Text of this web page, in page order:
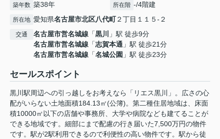
築年数 築38年 所在階 -/4階建
所在地 愛知県名古屋市北区八代町２丁目１１５-２
交通 名古屋市営名城線 「黒川
」駅 徒歩9分
名古屋市営名城線 「志賀本通 」駅 徒歩21分
名古屋市営名城線 「名城公園 」駅 徒歩23分
セールスポイント
黒川駅周辺への引っ越しをお考えなら「リエス黒川」。広さの心
配がいらない土地面積184.13㎡(公簿)。第二種住居地域は、床面
積10000㎡以下の店舗や事務所、大学や病院なども建てることが
できる地域です。細部にまで配慮の行き届いた7,500万円の物件
です。駅が2駅利用できるので利便性の高い物件です。駅から徒